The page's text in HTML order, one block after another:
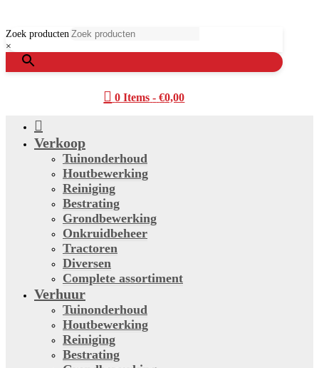
Zoek producten
×
 0 Items - €0,00

Verkoop
Tuinonderhoud
Houtbewerking
Reiniging
Bestrating
Grondbewerking
Onkruidbeheer
Tractoren
Diversen
Complete assortiment
Verhuur
Tuinonderhoud
Houtbewerking
Reiniging
Bestrating